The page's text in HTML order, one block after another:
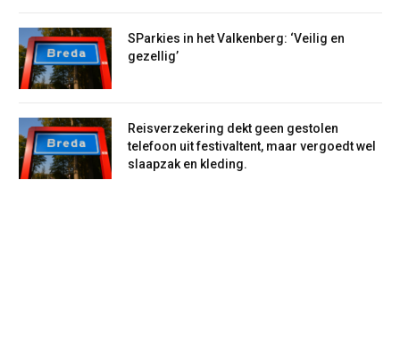
SParkies in het Valkenberg: ‘Veilig en
gezellig’
Reisverzekering dekt geen gestolen
telefoon uit festivaltent, maar vergoedt wel
slaapzak en kleding.